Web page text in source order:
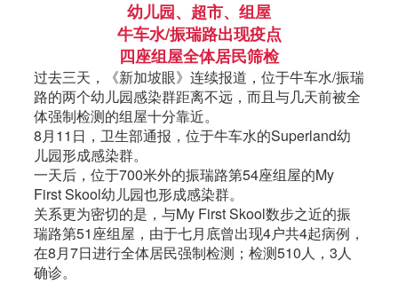
幼儿园、超市、组屋
牛车水/振瑞路出现疫点
四座组屋全体居民筛检
过去三天，《新加坡眼》连续报道，位于牛车水/振瑞
路的两个幼儿园感染群距离不远，而且与几天前被全
体强制检测的组屋十分靠近。
8月11日，卫生部通报，位于牛车水的Superland幼
儿园形成感染群。
一天后，位于700米外的振瑞路第54座组屋的My
First Skool幼儿园也形成感染群。
关系更为密切的是，与My First Skool数步之近的振
瑞路第51座组屋，由于七月底曾出现4户共4起病例，
在8月7日进行全体居民强制检测；检测510人，3人
确诊。